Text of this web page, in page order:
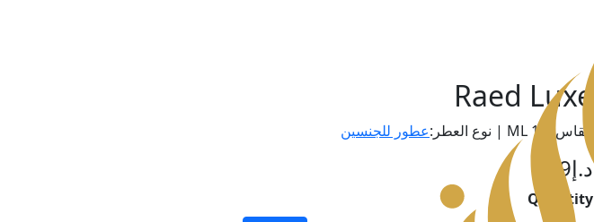
Raed Luxe
مقاس100 ML | نوع العطر: عطور للجنسين
د.إ119
Quantity